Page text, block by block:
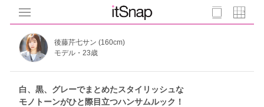
後藤芹七サン (160cm)
モデル・23歳
白、黒、グレーでまとめたスタイリッシュな
モノトーンがひと際目立つハンサムルック！